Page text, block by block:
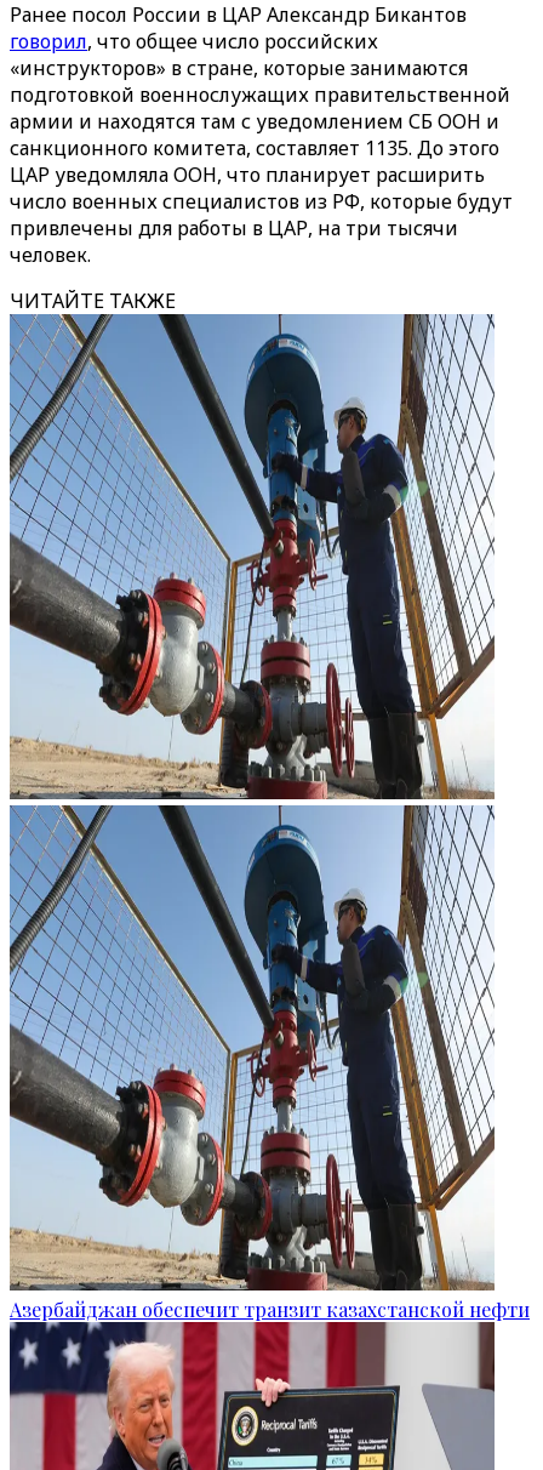
Ранее посол России в ЦАР Александр Бикантов
говорил, что общее число российских
«инструкторов» в стране, которые занимаются
подготовкой военнослужащих правительственной
армии и находятся там с уведомлением СБ ООН и
санкционного комитета, составляет 1135. До этого
ЦАР уведомляла ООН, что планирует расширить
число военных специалистов из РФ, которые будут
привлечены для работы в ЦАР, на три тысячи
человек.
ЧИТАЙТЕ ТАКЖЕ
Азербайджан обеспечит транзит казахстанской нефти